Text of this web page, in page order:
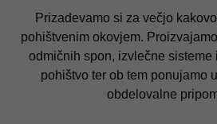
Prizadevamo si za večjo
pohištvenim okovjem.
odmičnih spon, izvlečne sisteme
pohištvo ter ob tem ponujamo
obdelovalne